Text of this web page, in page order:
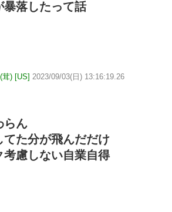
暴落したって話
茸) [US] 2023/09/03(日) 13:16:19.26
らん
た分が飛んだだけ
考慮しない自業自得